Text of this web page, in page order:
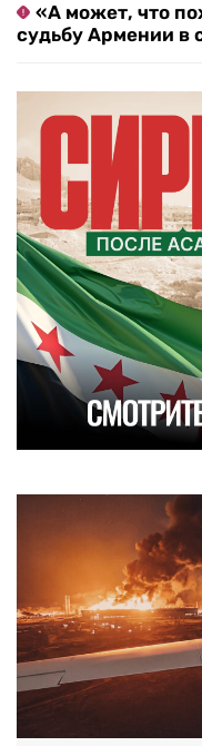
«А может, что
судьбу Армении в